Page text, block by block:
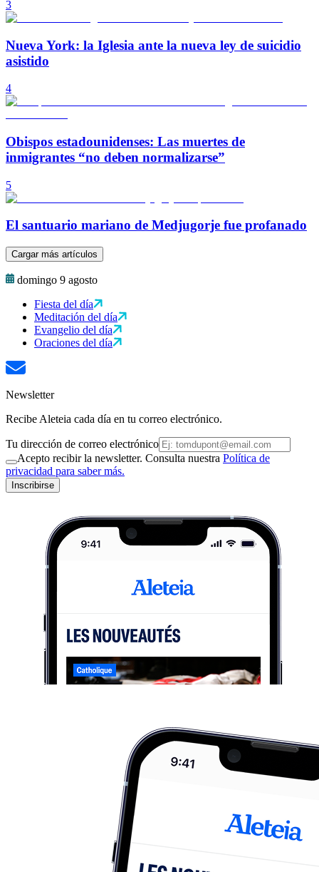
3
Nueva York: la Iglesia ante la nueva ley de suicidio
asistido
4
Obispos estadounidenses: Las muertes de
inmigrantes “no deben normalizarse”
5
El santuario mariano de Medjugorje fue profanado
Cargar más artículos
domingo 9 agosto
Fiesta del día
Meditación del día
Evangelio del día
Oraciones del día
Newsletter
Recibe Aleteia cada día en tu correo electrónico.
Tu dirección de correo electrónico
Acepto recibir la newsletter. Consulta nuestra Política de
privacidad para saber más.
Inscribirse